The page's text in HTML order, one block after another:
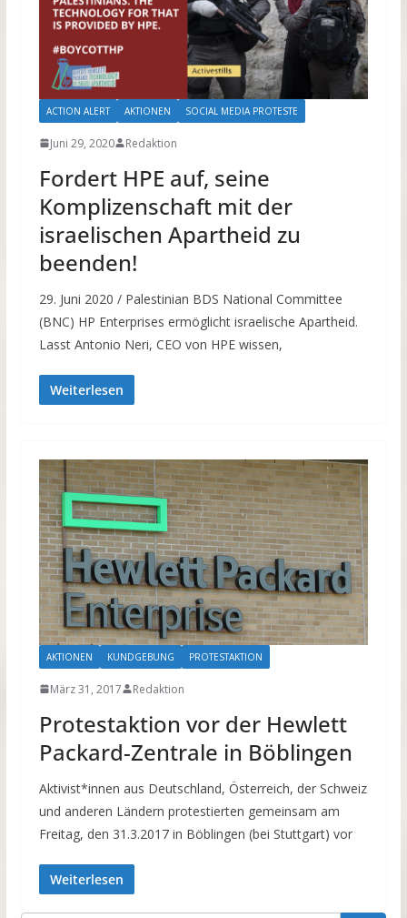
ACTION ALERT AKTIONEN SOCIAL MEDIA PROTESTE
Juni 29, 2020 Redaktion
Fordert HPE auf, seine
Komplizenschaft mit der
israelischen Apartheid zu
beenden!
29. Juni 2020 / Palestinian BDS National Committee
(BNC) HP Enterprises ermöglicht israelische Apartheid.
Lasst Antonio Neri, CEO von HPE wissen,
Weiterlesen
AKTIONEN KUNDGEBUNG PROTESTAKTION
März 31, 2017 Redaktion
Protestaktion vor der Hewlett
Packard-Zentrale in Böblingen
Aktivist*innen aus Deutschland, Österreich, der Schweiz
und anderen Ländern protestierten gemeinsam am
Freitag, den 31.3.2017 in Böblingen (bei Stuttgart) vor
Weiterlesen